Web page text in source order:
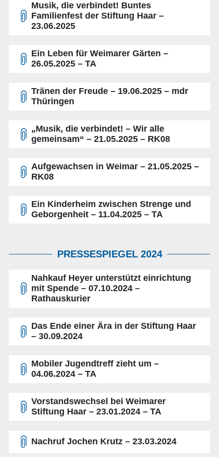
Musik, die verbindet! Buntes
Familienfest der Stiftung Haar –
23.06.2025
Ein Leben für Weimarer Gärten –
26.05.2025 – TA
Tränen der Freude – 19.06.2025 – mdr
Thüringen
„Musik, die verbindet! – Wir alle
gemeinsam“ – 21.05.2025 – RK08
Aufgewachsen in Weimar – 21.05.2025 –
RK08
Ein Kinderheim zwischen Strenge und
Geborgenheit – 11.04.2025 – TA
PRESSESPIEGEL 2024
Nahkauf Heyer unterstützt einrichtung
mit Spende – 07.10.2024 –
Rathauskurier
Das Ende einer Ära in der Stiftung Haar
– 30.09.2024
Mobiler Jugendtreff zieht um –
04.06.2024 – TA
Vorstandswechsel bei Weimarer
Stiftung Haar – 23.01.2024 – TA
Nachruf Jochen Krutz – 23.03.2024